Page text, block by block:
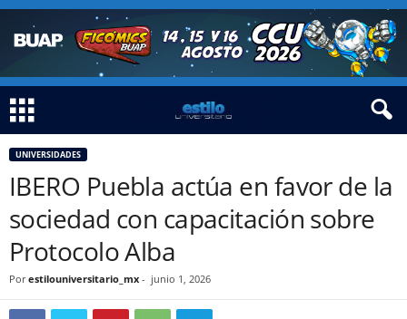
UNIVERSIDADES
IBERO Puebla actúa en favor de la
sociedad con capacitación sobre
Protocolo Alba
Por estilouniversitario_mx - junio 1, 2026